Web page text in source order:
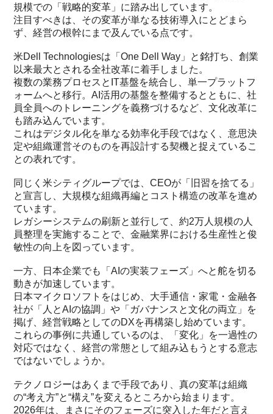
規模での「戦略的変革」に踏み出しています。
注目すべきは、その変革が単なる技術導入にとどまら
ず、経営の根幹にまで及んでいる点です。
米Dell Technologiesは「One Dell Way」と銘打ち、創業
以来最大とされる全社改革に着手しました。
複数の業務プロセスとIT基盤を統合し、単一プラットフ
ォームへと移行。AI活用の基盤を整備するとともに、社
員全員へのトレーニングを義務づけるなど、文化改革に
も踏み込んでいます。
これはデジタル化を単なる効率化手段ではなく、意思決
定や組織運営そのものを再設計する契機と捉えているこ
との表れです。
同じく米シティグループでは、CEOが「旧習を捨てる」
と宣言し、大規模な組織再編とコスト構造の改革を進め
ています。
レガシーシステムの刷新と並行して、約2万人規模の人
員整理を実施することで、金融業界における生産性と俊
敏性の向上を図っています。
一方、日本企業でも「AIの実装フェーズ」へと舵を切る
動きが加速しています。
日本マイクロソフトをはじめ、大手通信・家電・金融各
社が「人とAIの協調」や「ガバナンスと文化の両立」を
掲げ、経営戦略としてのDXを再構築し始めています。
これらの事例に共通しているのは、「変化」を一過性の
対応ではなく、経営の常態として組み込もうとする意志
ではないでしょうか。
テクノロジーはあくまで手段であり、真の変革は組織
の“考え方”と“構え”を変えるところから始まります。
2026年は、まさにそのフェーズに突入した年だと言え